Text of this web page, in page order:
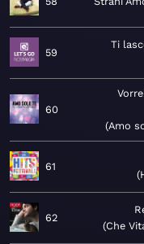
59
Ti
60
Amo
61
62
Che